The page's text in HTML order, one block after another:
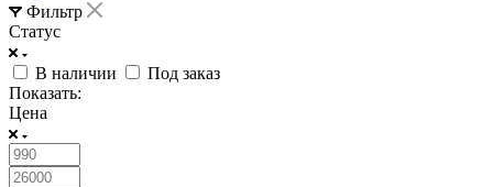
Фильтр
Статус
В наличии
Под заказ
Показать:
Цена